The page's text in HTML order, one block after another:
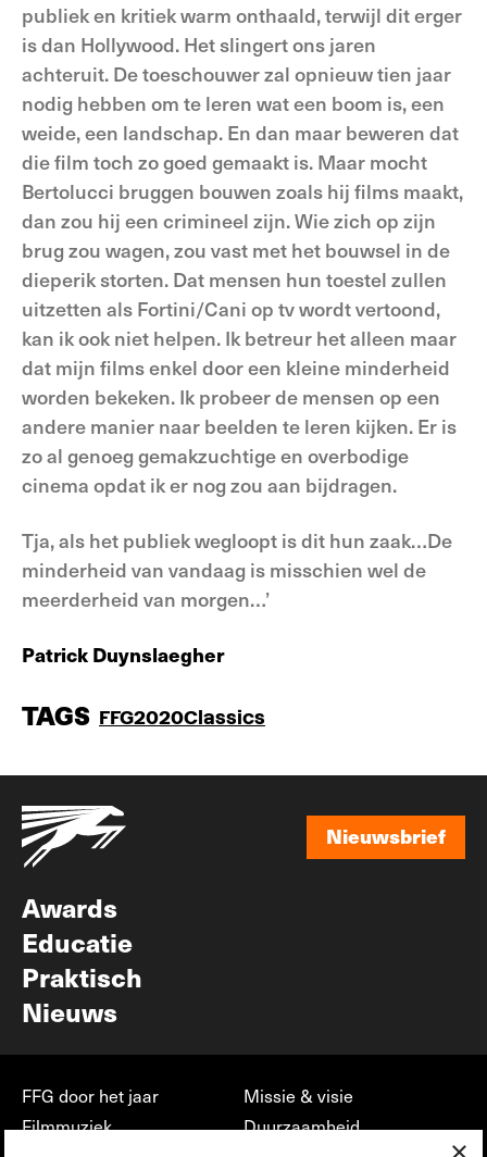
publiek en kritiek warm onthaald, terwijl dit erger
is dan Hollywood. Het slingert ons jaren
achteruit. De toeschouwer zal opnieuw tien jaar
nodig hebben om te leren wat een boom is, een
weide, een landschap. En dan maar beweren dat
die film toch zo goed gemaakt is. Maar mocht
Bertolucci bruggen bouwen zoals hij films maakt,
dan zou hij een crimineel zijn. Wie zich op zijn
brug zou wagen, zou vast met het bouwsel in de
dieperik storten. Dat mensen hun toestel zullen
uitzetten als Fortini/Cani op tv wordt vertoond,
kan ik ook niet helpen. Ik betreur het alleen maar
dat mijn films enkel door een kleine minderheid
worden bekeken. Ik probeer de mensen op een
andere manier naar beelden te leren kijken. Er is
zo al genoeg gemakzuchtige en overbodige
cinema opdat ik er nog zou aan bijdragen.
Tja, als het publiek wegloopt is dit hun zaak…De
minderheid van vandaag is misschien wel de
meerderheid van morgen…’
Patrick Duynslaegher
TAGS FFG2020Classics
Nieuwsbrief
Awards
Educatie
Praktisch
Nieuws
FFG door het jaar
Filmmuziek
Missie & visie
Duurzaamheid